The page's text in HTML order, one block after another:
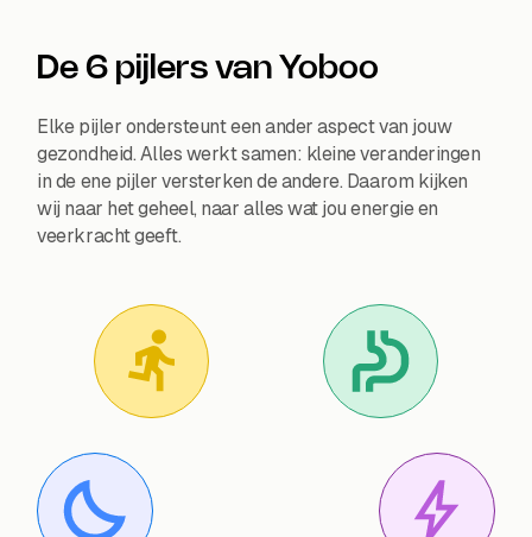
De 6 pijlers van Yoboo
Elke pijler ondersteunt een ander aspect van jouw
gezondheid. Alles werkt samen: kleine veranderingen
in de ene pijler versterken de andere. Daarom kijken
wij naar het geheel, naar alles wat jou energie en
veerkracht geeft.